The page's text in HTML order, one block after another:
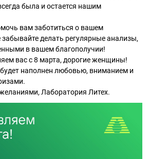
была и остается нашим
вам заботиться о вашем
делать регулярные анализы,
в вашем благополучии!
вас с 8 марта, дорогие женщины!
наполнен любовью, вниманием и
Лаборатория Литех.